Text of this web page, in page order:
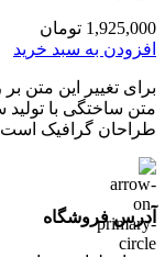
1,925,000 تومان
افزودن به سبد خرید
برای تغییر این متن
متن ساختگی با تولید
طراحان گرافیک
آدرس فروشگاه